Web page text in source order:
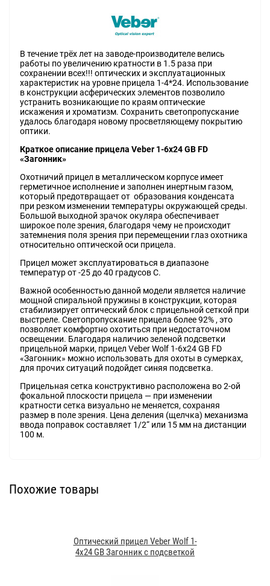
В течение трёх лет на заводе-производителе велись
работы по увеличению кратности в 1.5 раза при
сохранении всех!!! оптических и эксплуатационных
характеристик на уровне прицела 1-4*24. Использование
в конструкции асферических элементов позволило
устранить возникающие по краям оптические
искажения и хроматизм. Сохранить светопропускание
удалось благодаря новому просветляющему покрытию
оптики.
Краткое описание прицела Veber 1-6х24 GB FD
«Загонник»
Охотничий прицел в металлическом корпусе имеет
герметичное исполнение и заполнен инертным газом,
который предотвращает от образования конденсата
при резком изменении температуры окружающей среды.
Большой выходной зрачок окуляра обеспечивает
широкое поле зрения, благодаря чему не происходит
затемнения поля зрения при перемещении глаз охотника
относительно оптической оси прицела.
Прицел может эксплуатироваться в диапазоне
температур от -25 до 40 градусов С.
Важной особенностью данной модели является наличие
мощной спиральной пружины в конструкции, которая
стабилизирует оптический блок с прицельной сеткой при
выстреле. Светопропускание прицела более 92% , это
позволяет комфортно охотиться при недостаточном
освещении. Благодаря наличию зеленой подсветки
прицельной марки, прицел Veber Wolf 1-6x24 GB FD
«Загонник» можно использовать для охоты в сумерках,
для прочих ситуаций подойдет синяя подсветка.
Прицельная сетка конструктивно расположена во 2-ой
фокальной плоскости прицела — при изменении
кратности сетка визуально не меняется, сохраняя
размер в поле зрения. Цена деления (щелчка) механизма
ввода поправок составляет 1/2“ или 15 мм на дистанции
100 м.
Похожие товары
Оптический прицел Veber Wolf 1-
4x24 GB Загонник с подсветкой